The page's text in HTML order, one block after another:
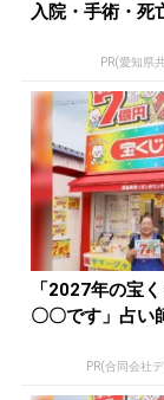
入院・手術・死
PR(愛知県
「2027年の宝
〇〇です」占い
PR(合同会社